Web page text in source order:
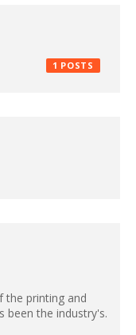
1
the printing and
been the industry's.